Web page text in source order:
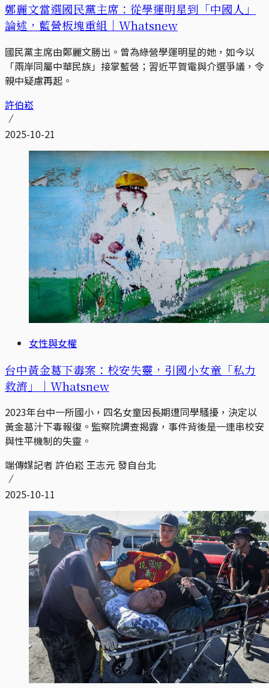
鄭麗文當選國民黨主席：從學運明星到「中國人」
論述，藍營板塊重組｜Whatsnew
國民黨主席由鄭麗文勝出。曾為綠營學運明星的她，如今以
「兩岸同屬中華民族」接掌藍營；習近平賀電與介選爭議，令
親中疑慮再起。
許伯崧
2025-10-21
女性與女權
台中黃金葛下毒案：校安失靈，引國小女童「私力
救濟」｜Whatsnew
2023年台中一所國小，四名女童因長期遭同學騷擾，決定以
黃金葛汁下毒報復。監察院調查揭露，事件背後是一連串校安
與性平機制的失靈。
端傳媒記者 許伯崧 王志元 發自台北
2025-10-11